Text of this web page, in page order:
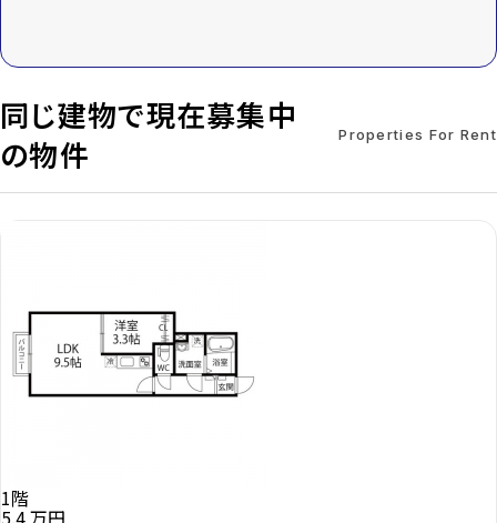
同じ建物で現在募集中
の物件
Properties For Rent
1階
5.4万円